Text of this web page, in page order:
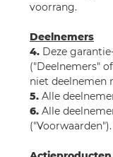
voorrang.
Deelnemers
4. Deze
("Deelnemers"
niet deelnemen
5. Alle
6. Alle
("Voorwaarden").